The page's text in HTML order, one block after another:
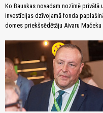
Ko Bauskas novadam nozīmē privātā
investīcijas dzīvojamā fonda
domes priekšsēdētāju Aivaru Mačeku